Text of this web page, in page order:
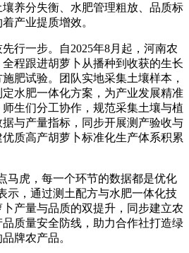
养分失衡、水肥管理粗放、品质标
产业提质增效。
行一步。自2025年8月起，河南农
程跟进胡萝卜从播种到收获的生长
肥试验。团队实地采集土壤样本，
水肥一体化方案，为产业发展精准
生们分工协作，规范采集土壤与植
与产量指标，同步开展测产验收与
质高产胡萝卜标准化生产体系积累
马虎，每一个环节的数据都是优化
示，通过测土配方与水肥一体化技
产量与品质的双提升，同步建立农
质量安全防线，助力合作社打造绿
牌农产品。